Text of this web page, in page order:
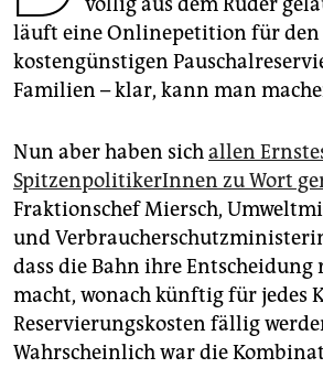
epaper login
läuft eine Onlinepetition für den
kostengünstigen
Familien – klar, kann man
Nun aber haben sichallen
SpitzenpolitikerInnen zu Wort
Fraktionschef Miersch,
und
dass die Bahn ihre Entscheidung
macht, wonach künftig für jedes
Reservierungskosten fällig
Wahrscheinlich war die